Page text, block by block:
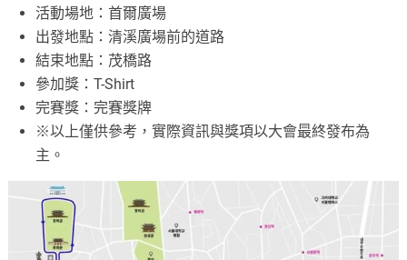
活動場地：首爾廣場
出發地點：清溪廣場前的道路
結束地點：茂橋路
參加獎：T-Shirt
完賽獎：完賽獎牌
※以上僅供參考，實際資訊與獎項以大會最終發布為
主。